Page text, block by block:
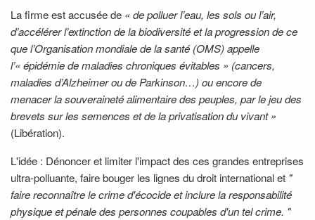
La firme est accusée de « de polluer l’eau, les sols ou l’air,
d’accélérer l’extinction de la biodiversité et la progression de ce
que l’Organisation mondiale de la santé (OMS) appelle
l’« épidémie de maladies chroniques évitables » (cancers,
maladies d’Alzheimer ou de Parkinson…) ou encore de
menacer la souveraineté alimentaire des peuples, par le jeu des
brevets sur les semences et de la privatisation du vivant »
(Libération).
L'idée : Dénoncer et limiter l'impact des ces grandes entreprises
ultra-polluante, faire bouger les lignes du droit international et "
faire reconnaître le crime d'écocide et inclure la responsabilité
physique et pénale des personnes coupables d'un tel crime. "